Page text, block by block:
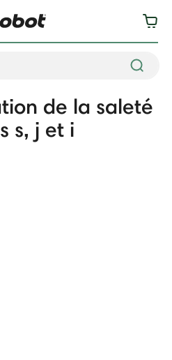
de la saleté
s, j et i